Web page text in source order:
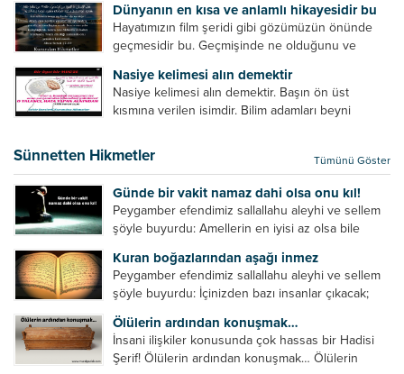
geliştirmeleri hususunda bazen açık bazen gizli
tenkitlerde bulunmuşuzdur. Örneğin hocalarda
olması gereken hususları sıralar ve...
Dünyanın en kısa ve anlamlı hikayesidir bu
Hayatımızın film şeridi gibi gözümüzün önünde
geçmesidir bu. Geçmişinde ne olduğunu ve
âyetlere baksın. Hayatı özetler misin sorusuna
verilebilecek en kısa ve bir o...
Nasiye kelimesi alın demektir
Nasiye kelimesi alın demektir. Başın ön üst
kısmına verilen isimdir. Bilim adamları beyni
Beynin ön kısmında bulunan bölüme ön bellek
denir. Bu kısım insan vücudunda...
Sünnetten Hikmetler Tümünü Göster
Günde bir vakit namaz dahi olsa onu kıl!
Peygamber efendimiz sallallahu aleyhi ve sellem
şöyle buyurdu: Amellerin en iyisi az olsa bile
bir yere sahiptir. Namaz kul ile Allah arasındaki bir
toplantıdır....
Kuran boğazlarından aşağı inmez
Peygamber efendimiz sallallahu aleyhi ve sellem
şöyle buyurdu: İçinizden bazı insanlar çıkacak;
küçümseyeceksiniz. Onların oruçlarını görünce
kendi oruçlarınızı küçümseyeceksiniz. Onların
amellerini görünce kendi amellerinizi
Ölülerin ardından konuşmak…
İnsani ilişkiler konusunda çok hassas bir Hadisi
Şerif! Ölülerin ardından konuşmak… Ölülerin